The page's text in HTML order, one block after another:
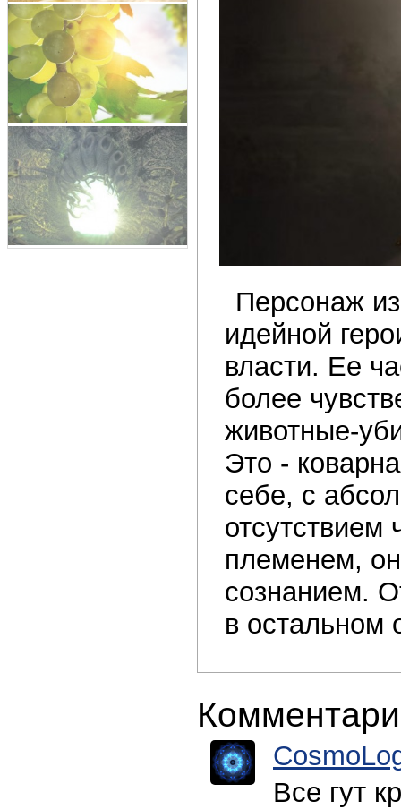
Персонаж
идейной
власти. Ее
более
животные-
Это -
себе, с
отсутствием
племенем,
сознанием.
в остальном
Все гут